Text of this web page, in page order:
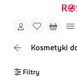
Kosmetyki
Filtry